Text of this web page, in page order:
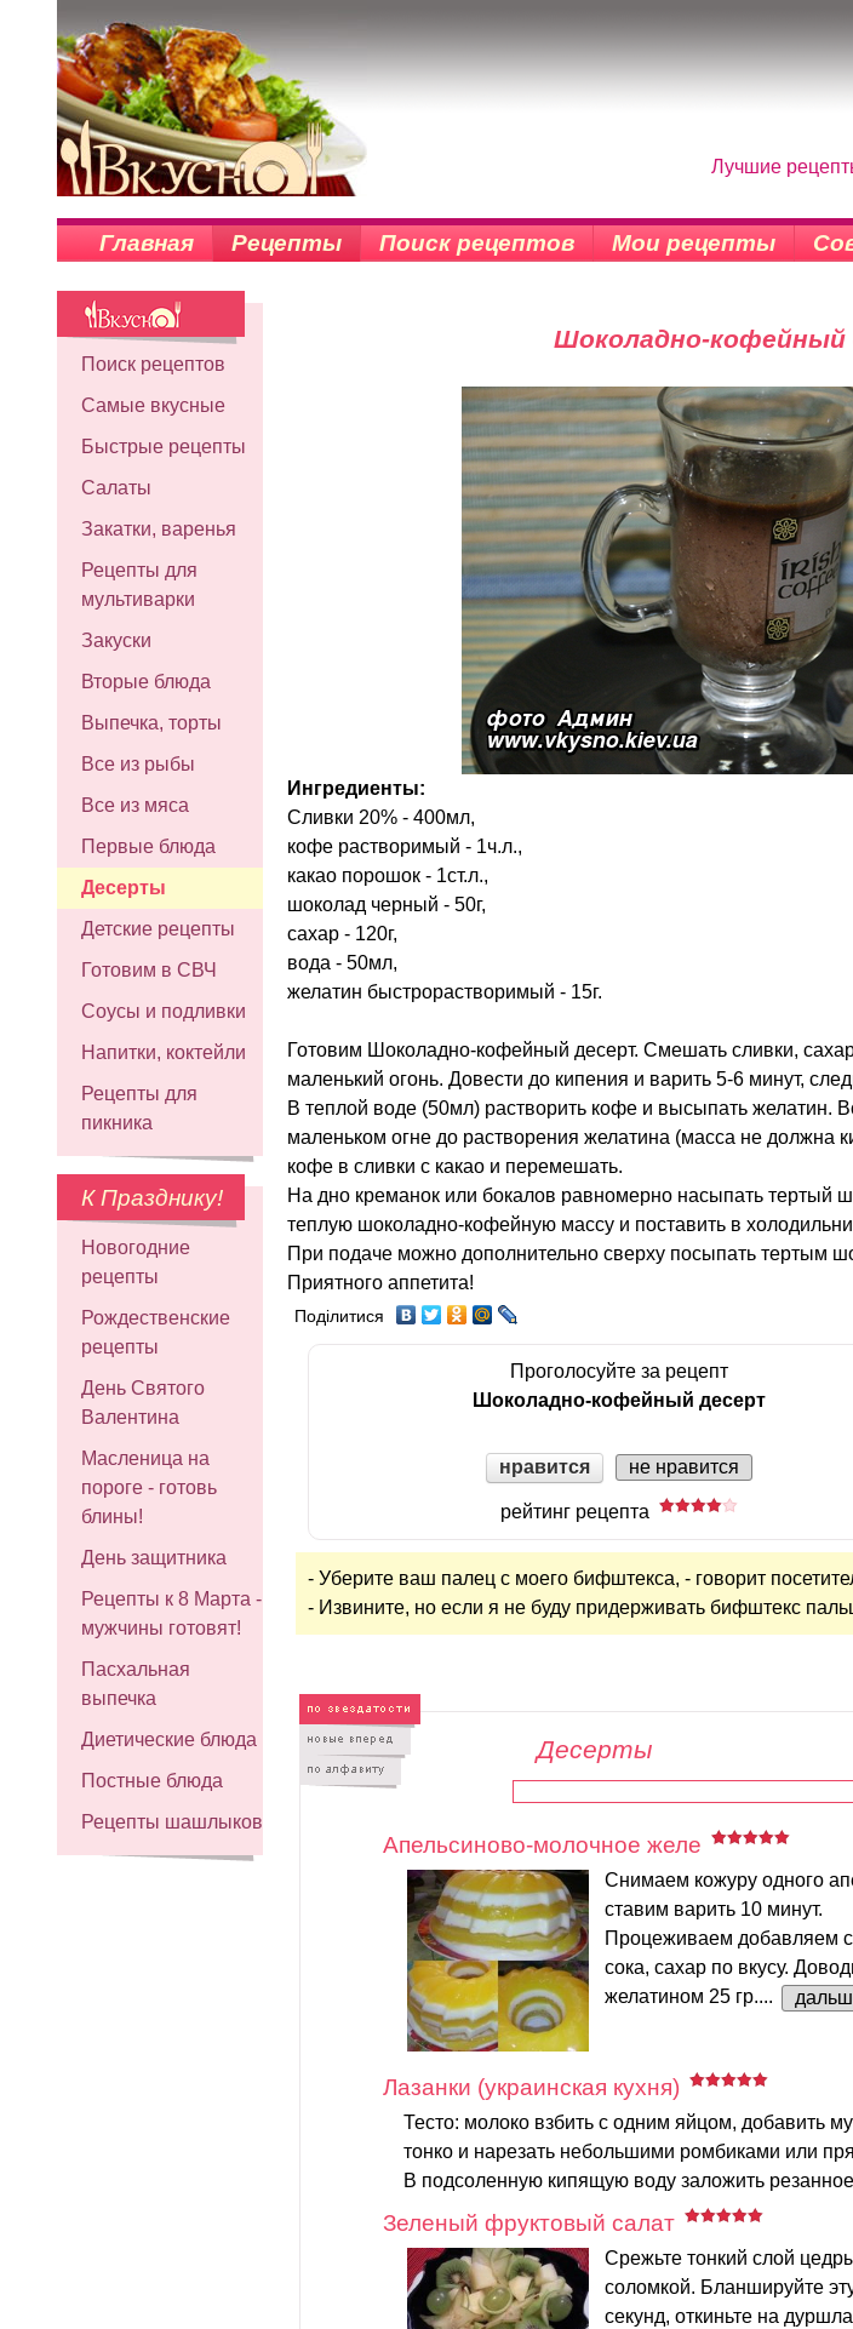
Лучшие
Главная Рецепты Поиск рецептов Мои рецепты
Поиск рецептов
Самые вкусные
Быстрые рецепты
Салаты
Закатки, варенья
Рецепты для
мультиварки
Закуски
Вторые блюда
Выпечка, торты
Все из рыбы
Все из мяса
Первые блюда
Десерты
Детские рецепты
Готовим в СВЧ
Соусы и подливки
Напитки, коктейли
Рецепты для
пикника
К Празднику!
Новогодние
рецепты
Рождественские
рецепты
День Святого
Валентина
Масленица на
пороге - готовь
блины!
День защитника
Рецепты к 8 Марта -
мужчины готовят!
Пасхальная
выпечка
Диетические блюда
Постные блюда
Рецепты шашлыков
Шоколадно-кофейный
Ингредиенты:
Сливки 20% - 400мл,
кофе растворимый - 1ч.л.,
какао порошок - 1ст.л.,
шоколад черный - 50г,
сахар - 120г,
вода - 50мл,
желатин быстрорастворимый - 15г.
Готовим Шоколадно-кофейный десерт. Смешать сливки,
маленький огонь. Довести до кипения и варить 5-6 минут,
В теплой воде (50мл) растворить кофе и высыпать желатин.
маленьком огне до растворения желатина (масса не должна
кофе в сливки с какао и перемешать.
На дно креманок или бокалов равномерно насыпать тертый
теплую шоколадно-кофейную массу и поставить в
При подаче можно дополнительно сверху посыпать тертым
Приятного аппетита!
Поділитися
Проголосуйте за рецепт
Шоколадно-кофейный десерт
нравится не нравится
рейтинг рецепта
- Уберите ваш палец с моего бифштекса, - говорит
- Извините, но если я не буду придерживать бифштекс
Десерты
Апельсиново-молочное желе
Снимаем кожуру одного
ставим варить 10 минут.
Процеживаем добавляем
сока, сахар по вкусу.
желатином 25 гр....
Лазанки (украинская кухня)
Тесто: молоко взбить с одним яйцом, добавить
тонко и нарезать небольшими ромбиками или
В подсоленную кипящую воду заложить резанное
Зеленый фруктовый салат
Срежьте тонкий слой
соломкой. Бланшируйте
секунд, откиньте на